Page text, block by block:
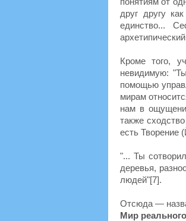
друг другу
единство...
Кроме того,
невидимую:
помощью
мирам
нам в
также
есть Творение
"... Ты
деревья,
людей"[7].
Отсюда —
Мир реального